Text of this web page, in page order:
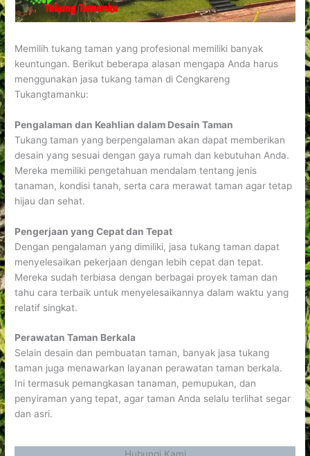
Memilih tukang taman yang profesional memiliki banyak
keuntungan. Berikut beberapa alasan mengapa Anda harus
menggunakan jasa tukang taman di Cengkareng
Tukangtamanku:
Pengalaman dan Keahlian dalam Desain Taman
Tukang taman yang berpengalaman akan dapat memberikan
desain yang sesuai dengan gaya rumah dan kebutuhan Anda.
Mereka memiliki pengetahuan mendalam tentang jenis
tanaman, kondisi tanah, serta cara merawat taman agar tetap
hijau dan sehat.
Pengerjaan yang Cepat dan Tepat
Dengan pengalaman yang dimiliki, jasa tukang taman dapat
menyelesaikan pekerjaan dengan lebih cepat dan tepat.
Mereka sudah terbiasa dengan berbagai proyek taman dan
tahu cara terbaik untuk menyelesaikannya dalam waktu yang
relatif singkat.
Perawatan Taman Berkala
Selain desain dan pembuatan taman, banyak jasa tukang
taman juga menawarkan layanan perawatan taman berkala.
Ini termasuk pemangkasan tanaman, pemupukan, dan
penyiraman yang tepat, agar taman Anda selalu terlihat segar
dan asri.